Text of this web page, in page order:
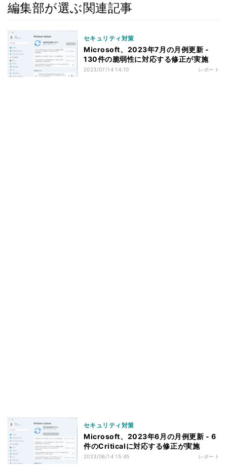
編集部が選ぶ関連記事
セキュリティ対策
Microsoft、2023年7月の月例更新 -
130件の脆弱性に対応する修正が実施
2023/07/14 14:10 レポート
セキュリティ対策
Microsoft、2023年6月の月例更新 - 6
件のCriticalに対応する修正が実施
2023/06/14 15:45 レポート